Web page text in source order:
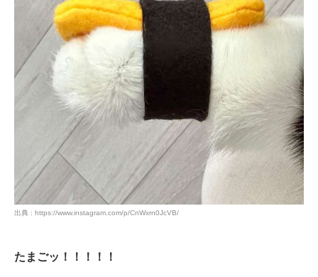
出典 : https://www.instagram.com/p/CnWxrn0JcVB/
たまごッ！！！！！